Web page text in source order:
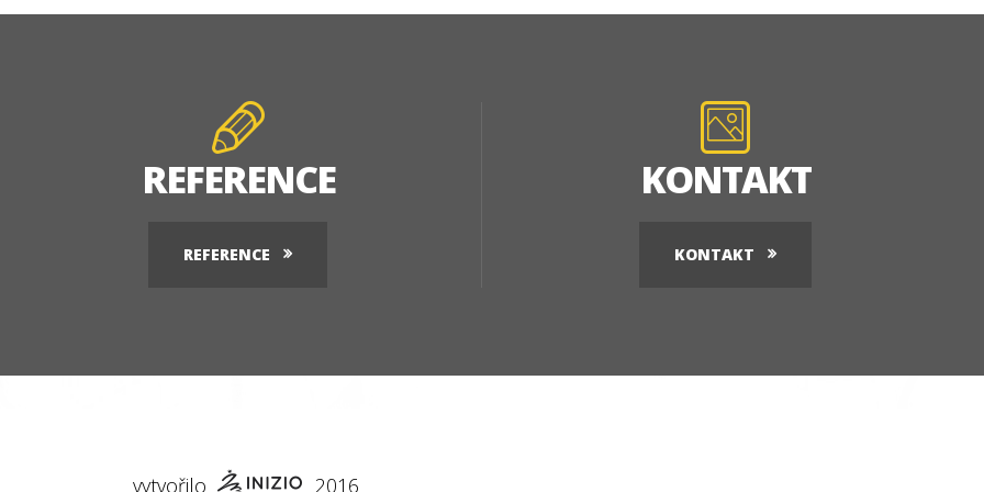
REFERENCE
REFERENCE
KONTAKT
KONTAKT
vytvořilo 2016